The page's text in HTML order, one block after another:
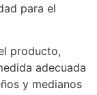
para el
producto,
adecuada
y medianos